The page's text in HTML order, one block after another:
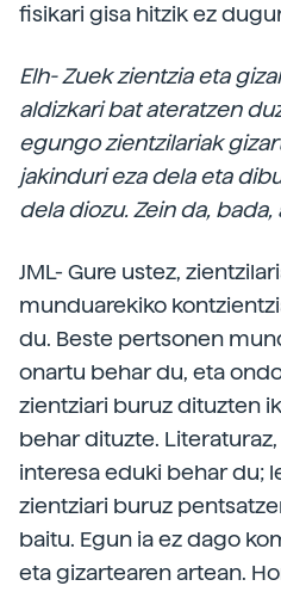
fisikari gisa hitzik ez
Elh- Zuek zientzia eta
aldizkari bat ateratzen
egungo zientzilariak
jakinduri eza dela eta
dela diozu. Zein da,
JML- Gure ustez,
munduarekiko
du. Beste pertsonen
onartu behar du, eta
zientziari buruz dituzten
behar dituzte.
interesa eduki behar du;
zientziari buruz
baitu. Egun ia ez dago
eta gizartearen artean.